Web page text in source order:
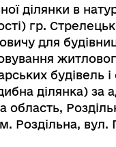
прийому
ділянки в
гр.
для
будівель
ділянка) за
область,
Роздільна, вул.